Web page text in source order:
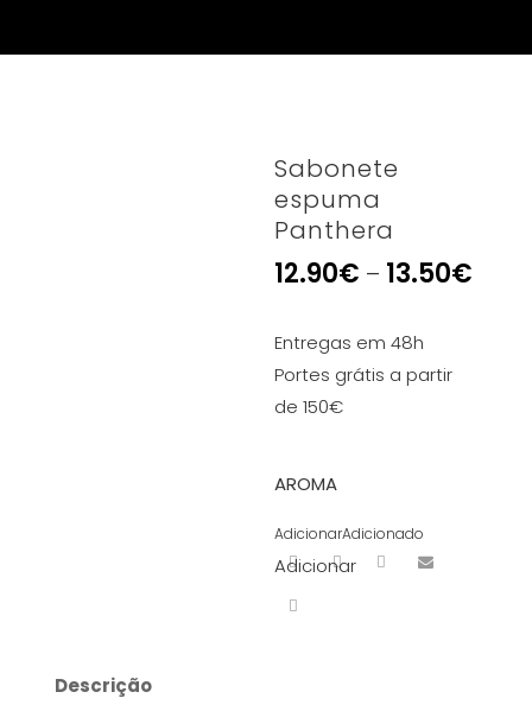
Sabonete
espuma
Panthera
12.90€ – 13.50€
Entregas em 48h
Portes grátis a partir
de 150€
AROMA
AdicionarAdicionado
Adicionar
Descrição